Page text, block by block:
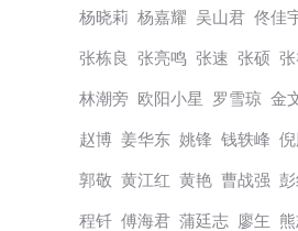
杨晓莉 杨嘉耀 吴山君 佟佳
张栋良 张亮鸣 张速 张硕
林潮旁 欧阳小星 罗雪琼 金
赵博 姜华东 姚锋 钱轶峰
郭敬 黄江红 黄艳 曹战强
程钎 傅海君 蒲廷志 廖玍 熊